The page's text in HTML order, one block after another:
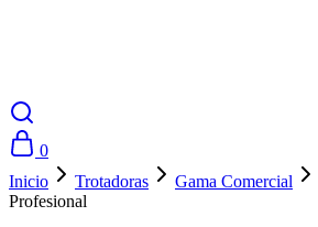
0
Inicio
Trotadoras Gama Comercial
Profesional